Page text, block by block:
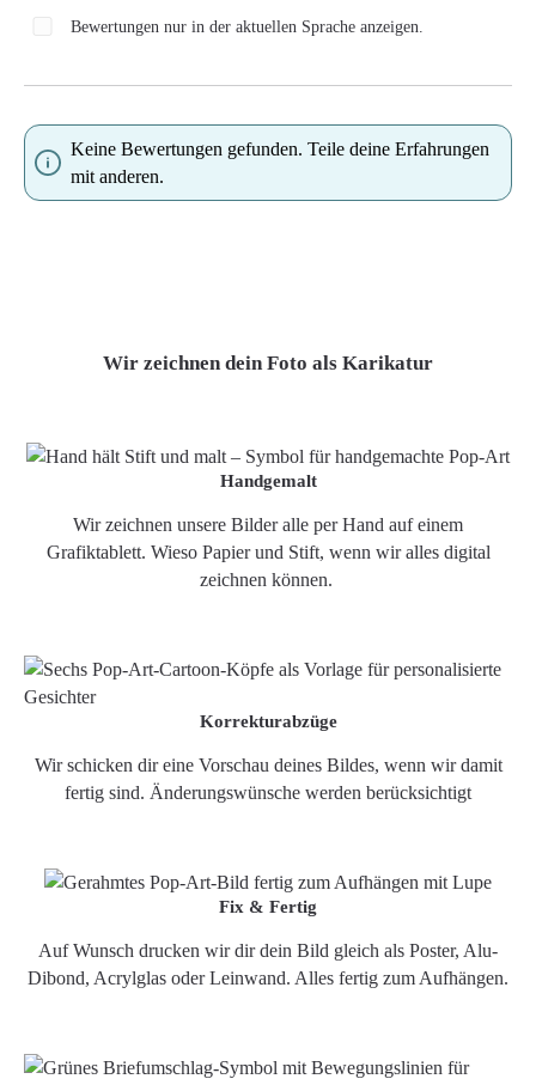
Bewertungen nur in der aktuellen Sprache anzeigen.
Keine Bewertungen gefunden. Teile deine Erfahrungen
mit anderen.
Wir zeichnen dein Foto als Karikatur
Handgemalt
Wir zeichnen unsere Bilder alle per Hand auf einem
Grafiktablett. Wieso Papier und Stift, wenn wir alles digital
zeichnen können.
Korrekturabzüge
Wir schicken dir eine Vorschau deines Bildes, wenn wir damit
fertig sind. Änderungswünsche werden berücksichtigt
Fix & Fertig
Auf Wunsch drucken wir dir dein Bild gleich als Poster, Alu-
Dibond, Acrylglas oder Leinwand. Alles fertig zum Aufhängen.